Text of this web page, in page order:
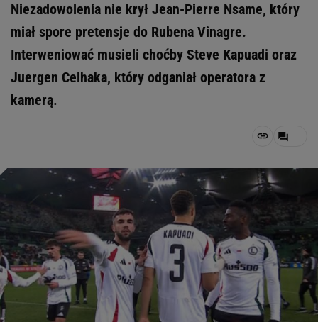
Niezadowolenia nie krył Jean-Pierre Nsame, który
miał spore pretensje do Rubena Vinagre.
Interweniować musieli choćby Steve Kapuadi oraz
Juergen Celhaka, który odganiał operatora z
kamerą.